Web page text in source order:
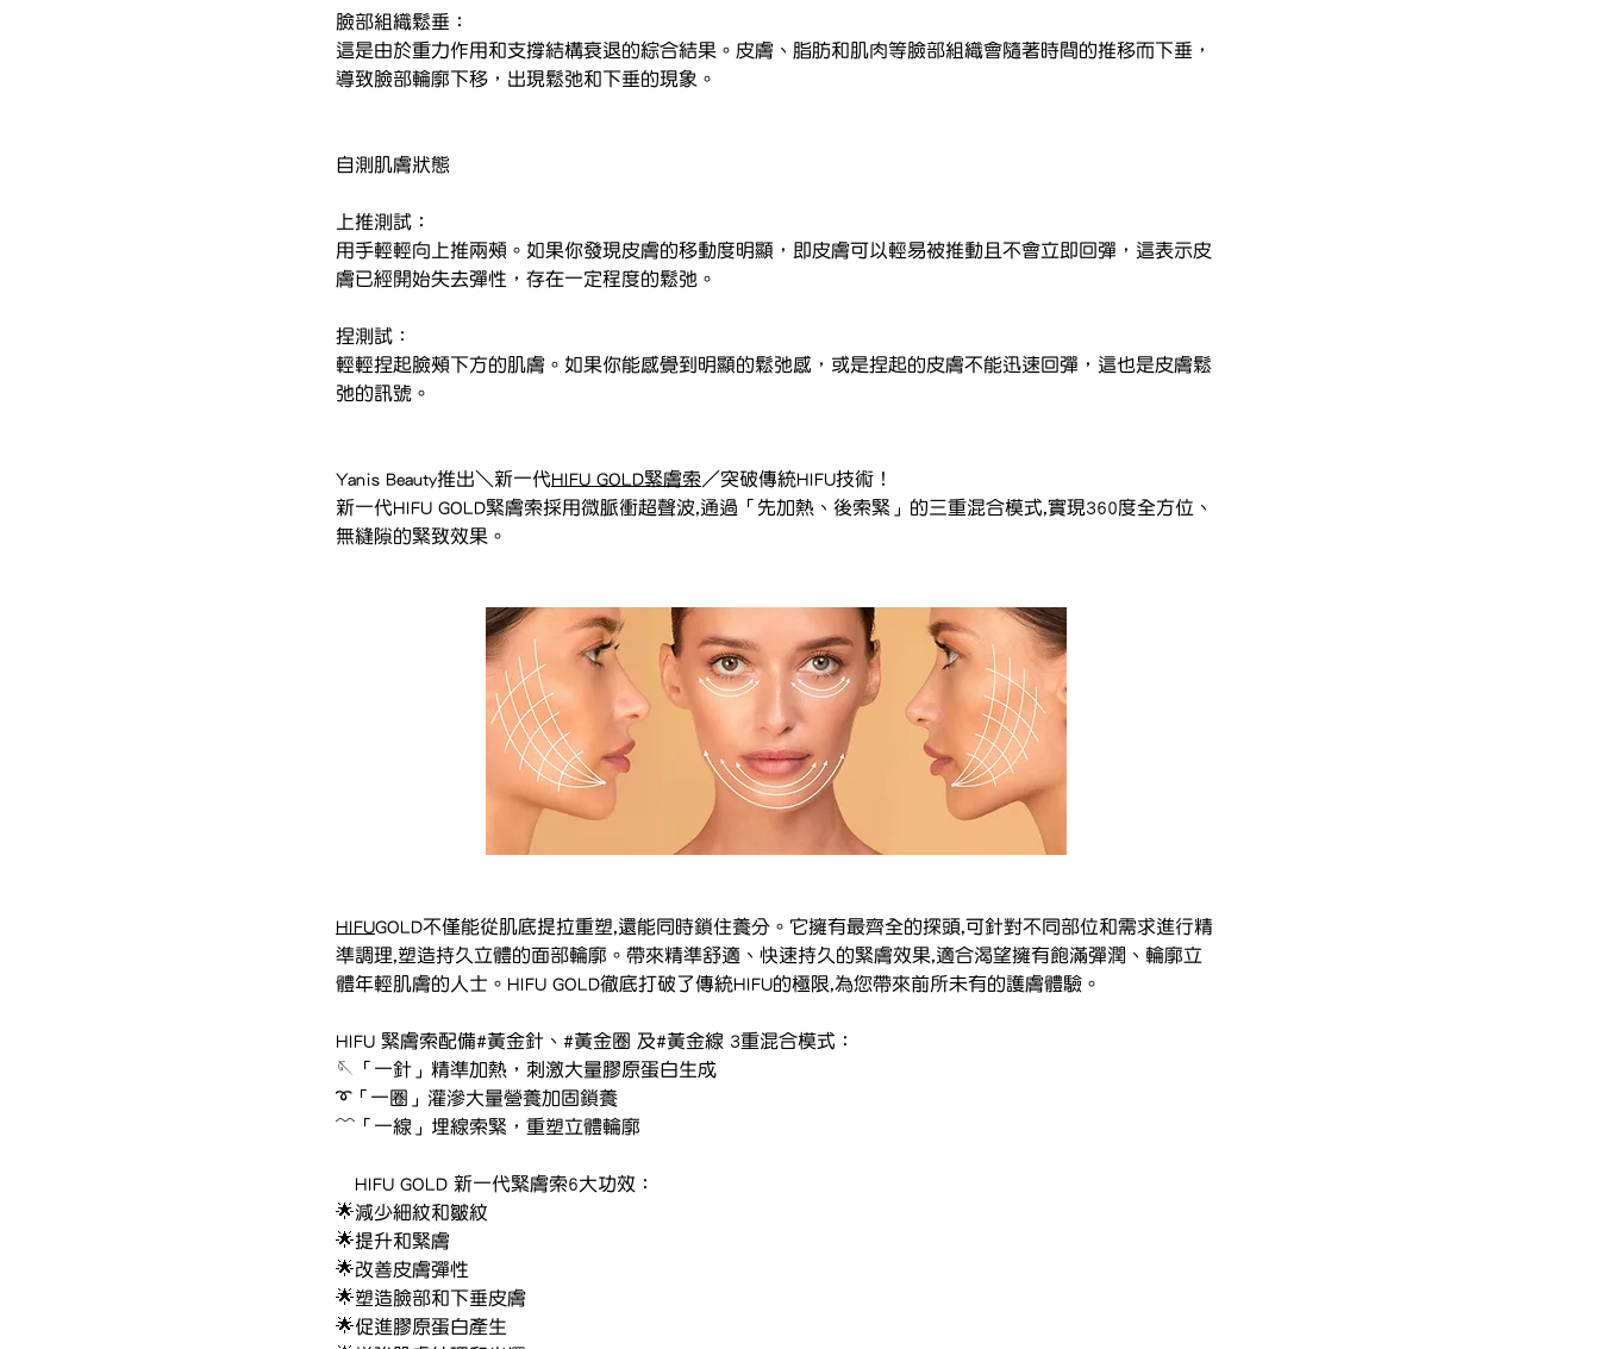
臉部組織鬆垂：
這是由於重力作用和支撐結構衰退的綜合結果。皮膚、脂肪和肌肉等臉部組織會隨著時間的推移而下垂，
導致臉部輪廓下移，出現鬆弛和下垂的現象。
自測肌膚狀態
上推測試：
用手輕輕向上推兩頰。如果你發現皮膚的移動度明顯，即皮膚可以輕易被推動且不會立即回彈，這表示皮
膚已經開始失去彈性，存在一定程度的鬆弛。
捏測試：
輕輕捏起臉頰下方的肌膚。如果你能感覺到明顯的鬆弛感，或是捏起的皮膚不能迅速回彈，這也是皮膚鬆
弛的訊號。
Yanis Beauty推出＼新一代HIFU GOLD緊膚索 ／突破傳統HIFU技術！
新一代HIFU GOLD緊膚索採用微脈衝超聲波,通過「先加熱、後索緊」的三重混合模式,實現360度全方位、
無縫隙的緊致效果。
HIFUGOLD不僅能從肌底提拉重塑,還能同時鎖住養分。它擁有最齊全的探頭,可針對不同部位和需求進行精
準調理,塑造持久立體的面部輪廓。帶來精準舒適、快速持久的緊膚效果,適合渴望擁有飽滿彈潤、輪廓立
體年輕肌膚的人士。HIFU GOLD徹底打破了傳統HIFU的極限,為您帶來前所未有的護膚體驗。
HIFU 緊膚索配備#黃金針、#黃金圈 及#黃金線 3重混合模式：
🪡「一針」精準加熱，刺激大量膠原蛋白生成
➰「一圈」灌滲大量營養加固鎖養
〰️「一線」埋線索緊，重塑立體輪廓
HIFU GOLD 新一代緊膚索6大功效：
🌟減少細紋和皺紋
🌟提升和緊膚
🌟改善皮膚彈性
🌟塑造臉部和下垂皮膚
🌟促進膠原蛋白產生